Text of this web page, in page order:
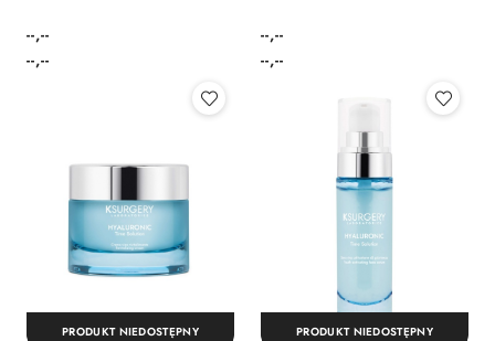
Cena:
--,--
Cena:
--,-- Cena:
--,--
Cena:
--,--
PRODUKT NIEDOSTĘPNY PRODUKT NIEDOSTĘPNY